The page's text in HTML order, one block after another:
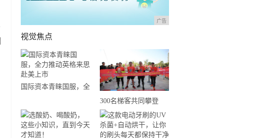
广告
视觉焦点
国际资本青睐国服，全
市
300名梯客共同攀登
2019国际垂直马拉松超
级精英赛顺德海骏达中